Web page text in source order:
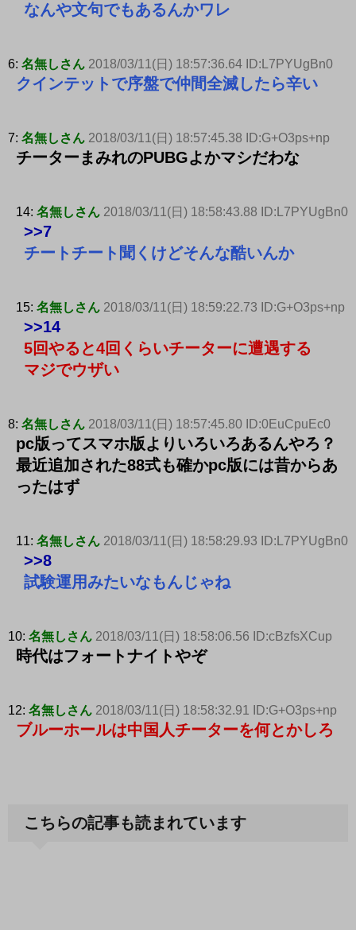
なんや文句でもあるんかワレ
6: 名無しさん 2018/03/11(日) 18:57:36.64 ID:L7PYUgBn0
クインテットで序盤で仲間全滅したら辛い
7: 名無しさん 2018/03/11(日) 18:57:45.38 ID:G+O3ps+np
チーターまみれのPUBGよかマシだわな
14: 名無しさん 2018/03/11(日) 18:58:43.88 ID:L7PYUgBn0
>>7
チートチート聞くけどそんな酷いんか
15: 名無しさん 2018/03/11(日) 18:59:22.73 ID:G+O3ps+np
>>14
5回やると4回くらいチーターに遭遇する
マジでウザい
8: 名無しさん 2018/03/11(日) 18:57:45.80 ID:0EuCpuEc0
pc版ってスマホ版よりいろいろあるんやろ？
最近追加された88式も確かpc版には昔からあ
ったはず
11: 名無しさん 2018/03/11(日) 18:58:29.93 ID:L7PYUgBn0
>>8
試験運用みたいなもんじゃね
10: 名無しさん 2018/03/11(日) 18:58:06.56 ID:cBzfsXCup
時代はフォートナイトやぞ
12: 名無しさん 2018/03/11(日) 18:58:32.91 ID:G+O3ps+np
ブルーホールは中国人チーターを何とかしろ
こちらの記事も読まれています